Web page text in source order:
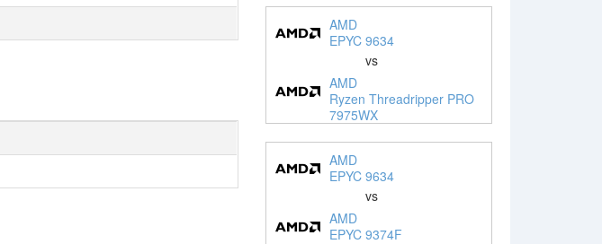
AMD
EPYC 9634
vs
AMD
Ryzen Threadripper PRO
7975WX
AMD
EPYC 9634
vs
AMD
EPYC 9374F